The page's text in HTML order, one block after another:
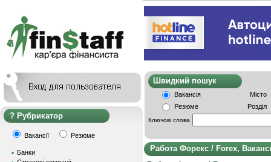
Рубрикатор
Вакансії Резюме
Банки
Швидкий
Вакансія
Місто
Резюме
Розділ
Ключові слова
Работа Форекс / Forex,